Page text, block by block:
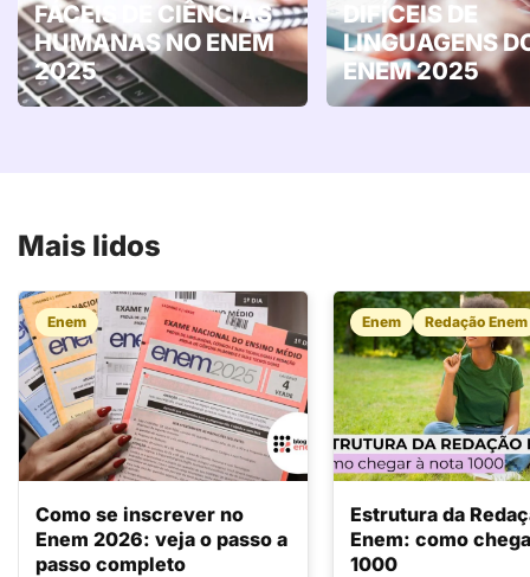
FÁCEIS DE CIÊNCIAS
HUMANAS NO ENEM
2025
DIFÍCEIS DE
LINGUAGENS
ENEM 2025
Mais lidos
Enem
Como se inscrever no
Enem 2026: veja o passo a
passo completo
Enem Redação Enem
Estrutura da
Enem: como
1000